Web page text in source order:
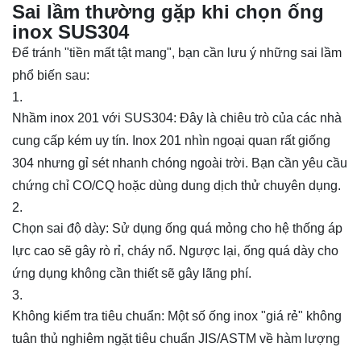
Sai lầm thường gặp khi chọn ống
inox SUS304
Để tránh "tiền mất tật mang", bạn cần lưu ý những sai lầm
phổ biến sau:
Nhầm inox 201 với SUS304: Đây là chiêu trò của các nhà
cung cấp kém uy tín. Inox 201 nhìn ngoại quan rất giống
304 nhưng gỉ sét nhanh chóng ngoài trời. Bạn cần yêu cầu
chứng chỉ CO/CQ hoặc dùng dung dịch thử chuyên dụng.
Chọn sai độ dày: Sử dụng ống quá mỏng cho hệ thống áp
lực cao sẽ gây rò rỉ, cháy nổ. Ngược lại, ống quá dày cho
ứng dụng không cần thiết sẽ gây lãng phí.
Không kiểm tra tiêu chuẩn: Một số ống inox "giá rẻ" không
tuân thủ nghiêm ngặt tiêu chuẩn JIS/ASTM về hàm lượng